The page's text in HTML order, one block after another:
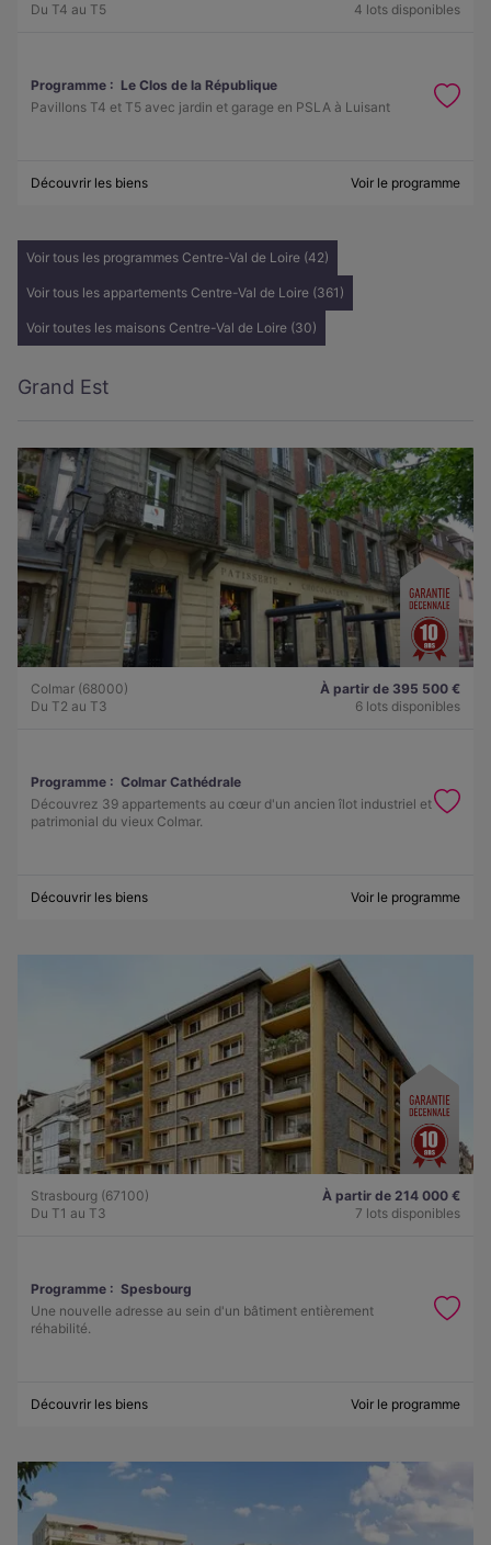
Du T4 au T5
4 lots disponibles
Programme : Le Clos de la République
Pavillons T4 et T5 avec jardin et garage en PSLA à Luisant
Découvrir les biens Voir le programme
Voir tous les programmes Centre-Val de Loire (42)
Voir tous les appartements Centre-Val de Loire (361)
Voir toutes les maisons Centre-Val de Loire (30)
Grand Est
Colmar (68000)
Du T2 au T3
À partir de 395 500 €
6 lots disponibles
Programme : Colmar Cathédrale
Découvrez 39 appartements au cœur d'un ancien îlot industriel et
patrimonial du vieux Colmar.
Découvrir les biens Voir le programme
Strasbourg (67100)
Du T1 au T3
À partir de 214 000 €
7 lots disponibles
Programme : Spesbourg
Une nouvelle adresse au sein d'un bâtiment entièrement
réhabilité.
Découvrir les biens Voir le programme